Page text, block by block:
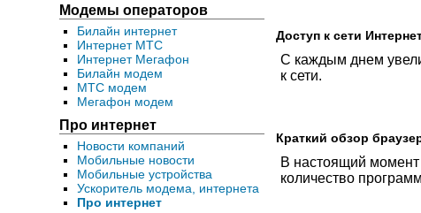
Модемы операторов
Билайн интернет
Интернет МТС
Интернет Мегафон
Билайн модем
МТС модем
Мегафон модем
Про интернет
Новости компаний
Мобильные новости
Мобильные устройства
Ускоритель модема, интернета
Про интернет
Доступ к сети
С каждым днем
к сети.
Краткий обзор
В настоящий момент
количество